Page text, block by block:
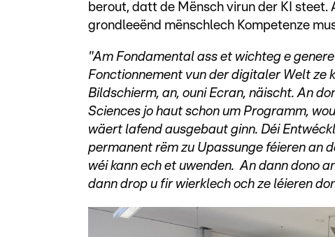
berout, datt de Mënsch virun der KI
grondleeënd mënschlech Kompetenze
"Am Fondamental ass et wichteg e
Fonctionnement vun der digitaler Welt ze
Bildschierm, an, ouni Ecran, näischt. An
Sciences jo haut schon um Programm,
wäert lafend ausgebaut ginn. Déi
permanent rëm zu Upassunge féieren an
wéi kann ech et uwenden. An dann dono
dann drop u fir wierklech och ze léieren